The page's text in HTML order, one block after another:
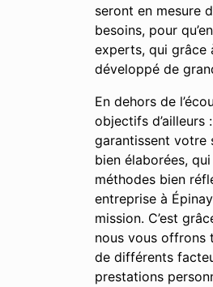
seront en mesure
besoins, pour
experts, qui grâce
développé de
En dehors de
objectifs
garantissent votre
bien élaborées,
méthodes bien
entreprise à
mission. C’est
nous vous offrons
de différents
prestations